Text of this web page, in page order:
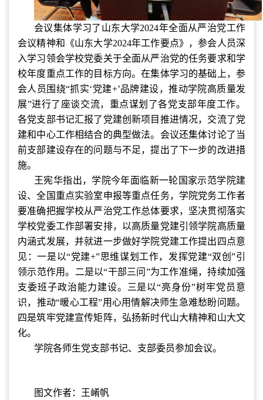
会议集体学习了山东大学2024年全面从严治党工作
会议精神和《山东大学2024年工作要点》，参会人员深
入学习领会学校党委关于全面从严治党的任务要求和学
校年度重点工作的目标方向。在集体学习的基础上，参
会人员围绕“抓实‘党建+’品牌建设，推动学院高质量发
展”进行了座谈交流，重点谋划了各党支部年度工作。
各党支部书记汇报了党建创新项目推进情况，交流了党
建和中心工作相结合的典型做法。会议还集体讨论了当
前支部建设存在的问题与不足，提出了下一步的改进措
施。
王宪华指出，学院今年面临新一轮国家示范学院建
设、全国重点实验室申报等重点任务，学院党务工作者
要准确把握学校从严治党工作总体要求，坚决贯彻落实
学校党委工作部署安排，以高质量党建引领学院高质量
内涵式发展，并就进一步做好学院党建工作提出四点意
见：一是以“党建+”思维谋划工作，发挥党建“双创”引
领示范作用。二是以“干部三问”为工作准绳，持续加强
支委班子政治能力建设。三是以“亮身份”树牢党员意
识，推动“暖心工程”用心用情解决师生急难愁盼问题。
四是筑牢党建宣传矩阵，弘扬新时代山大精神和山大文
化。
学院各师生党支部书记、支部委员参加会议。
图文作者：王崤帆